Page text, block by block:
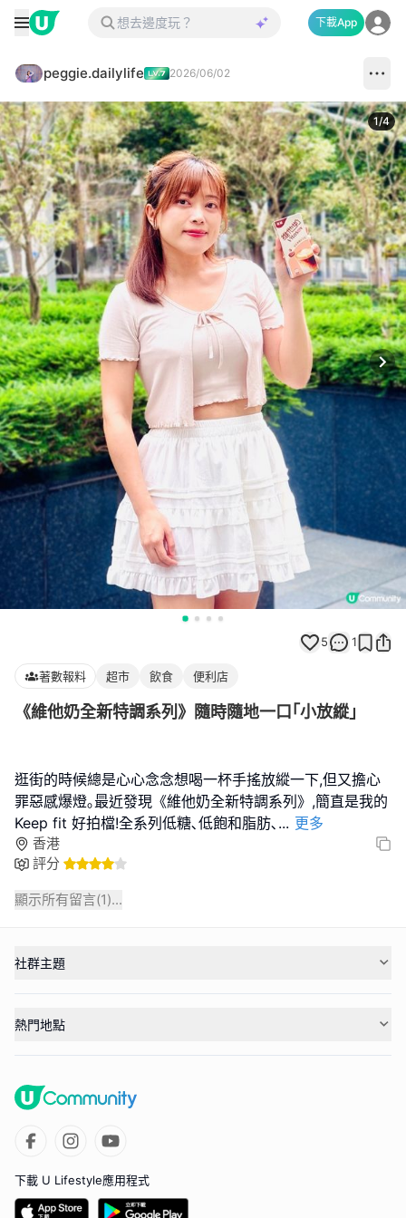
下載App
peggie.dailylife 2026/06/02
1/4
5 1
著數報料 超市 飲食 便利店
《維他奶全新特調系列》隨時隨地一口｢小放縱｣
逛街的時候總是心心念念想喝一杯手搖放縱一下,但又擔心
罪惡感爆燈｡最近發現《維他奶全新特調系列》,簡直是我的
Keep fit 好拍檔!全系列低糖､低飽和脂肪､ ... 更多
香港
評分
顯示所有留言(1)...
社群主題
熱門地點
下載 U Lifestyle應用程式